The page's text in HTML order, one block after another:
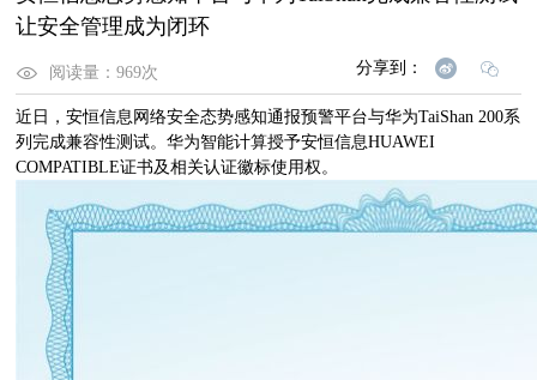
让安全管理成为闭环
阅读量：969次 分享到：
近日，安恒信息网络安全态势感知通报预警平台与华为TaiShan 200系
列完成兼容性测试。华为智能计算授予安恒信息HUAWEI
COMPATIBLE证书及相关认证徽标使用权。